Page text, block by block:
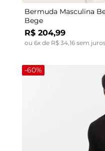
Bermuda Masculina
Bege
R$ 204,99
ou 6x de R$ 34 16 sem
-60%